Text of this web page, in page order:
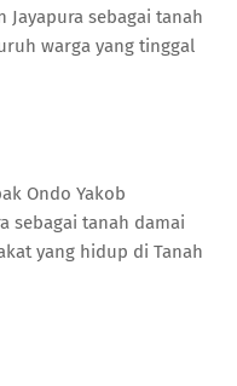
sebagai tanah
warga yang tinggal
Ondo Yakob
sebagai tanah damai
yang hidup di Tanah